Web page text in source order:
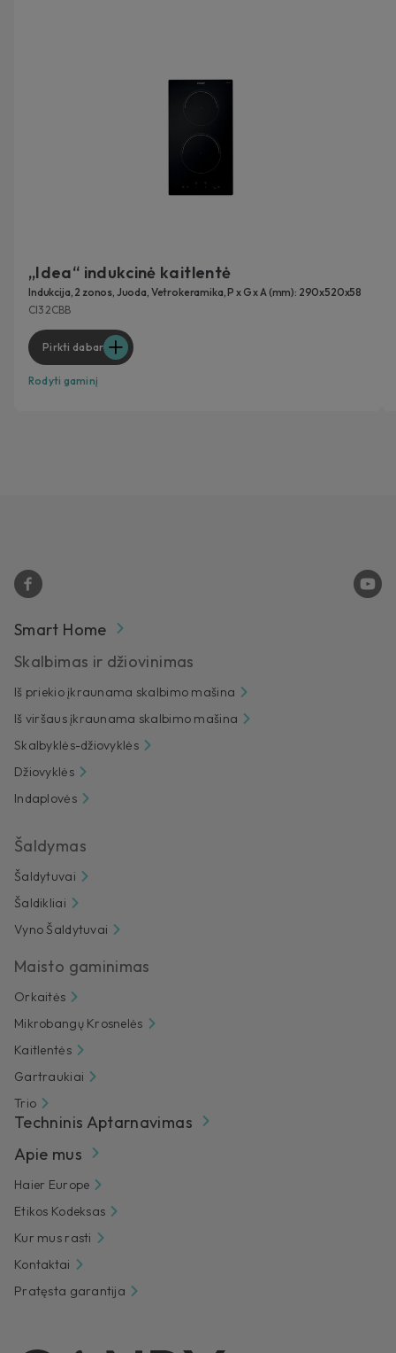
„Idea“ indukcinė kaitlentė
Indukcija, 2 zonos, Juoda, Vetrokeramika, P x G x A (mm): 290x520x58
CI32CBB
Pirkti dabar
Rodyti gaminį
Smart Home
Skalbimas ir džiovinimas
Iš priekio įkraunama skalbimo mašina
Iš viršaus įkraunama skalbimo mašina
Skalbyklės-džiovyklės
Džiovyklės
Indaplovės
Šaldymas
Šaldytuvai
Šaldikliai
Vyno Šaldytuvai
Maisto gaminimas
Orkaitės
Mikrobangų Krosnelės
Kaitlentės
Gartraukiai
Trio
Techninis Aptarnavimas
Apie mus
Haier Europe
Etikos Kodeksas
Kur mus rasti
Kontaktai
Pratęsta garantija